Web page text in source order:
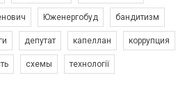
Юженергобуд бандитизм
депутат капеллан коррупция
схемы технології